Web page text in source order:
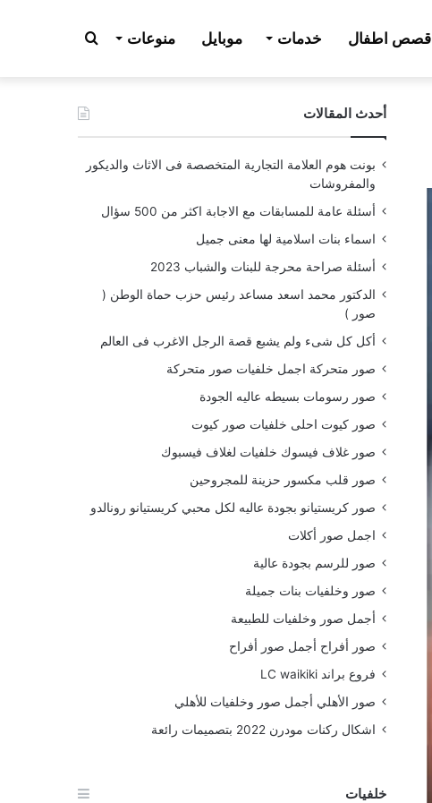
قصص اطفال خدمات موبايل منوعات بحث
عن أحدث المقالات
بونت هوم العلامة التجارية المتخصصة فى الاثاث والديكور
والمفروشات
أسئلة عامة للمسابقات مع الاجابة اكثر من 500 سؤال
اسماء بنات اسلامية لها معنى جميل
أسئلة صراحة محرجة للبنات والشباب 2023
الدكتور محمد اسعد مساعد رئيس حزب حماة الوطن (
صور )
أكل كل شىء ولم يشبع قصة الرجل الاغرب فى العالم
صور متحركة اجمل خلفيات صور متحركة
صور رسومات بسيطه عاليه الجودة
صور كيوت احلى خلفيات صور كيوت
صور غلاف فيسوك خلفيات لغلاف فيسبوك
صور قلب مكسور حزينة للمجروحين
صور كريستيانو بجودة عاليه لكل محبي كريستيانو رونالدو
اجمل صور أكلات
صور للرسم بجودة عالية
صور وخلفيات بنات جميلة
أجمل صور وخلفيات للطبيعة
صور أفراح أجمل صور أفراح
فروع براند LC waikiki
صور الأهلي أجمل صور وخلفيات للأهلي
اشكال ركنات مودرن 2022 بتصميمات رائعة
خلفيات